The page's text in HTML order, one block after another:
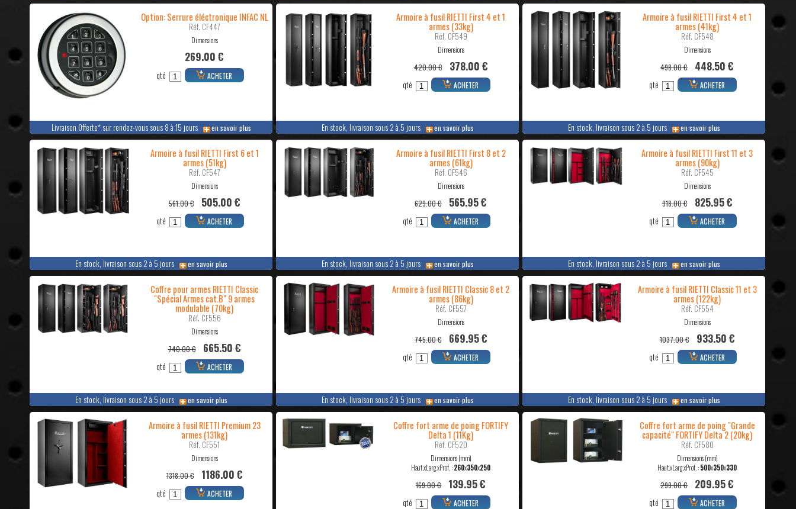
Livraison Offerte* sur rendez-vous sous 8 à 15 jours en savoir plus
Option: Serrure éléctronique INFAC NL
Réf. CF447
Dimensions
269.00 €
qté ACHETER
En stock, livraison sous 2 à 5 jours en savoir plus
Armoire à fusil RIETTI First 4 et 1
armes (33kg)
Réf. CF549
Dimensions
420.00 € 378.00 €
qté ACHETER
En stock, livraison sous 2 à 5 jours en savoir plus
Armoire à fusil RIETTI First 4 et 1
armes (41kg)
Réf. CF548
Dimensions
498.00 € 448.50 €
qté ACHETER
En stock, livraison sous 2 à 5 jours en savoir plus
Armoire à fusil RIETTI First 6 et 1
armes (51kg)
Réf. CF547
Dimensions
561.00 € 505.00 €
qté ACHETER
En stock, livraison sous 2 à 5 jours en savoir plus
Armoire à fusil RIETTI First 8 et 2
armes (61kg)
Réf. CF546
Dimensions
629.00 € 565.95 €
qté ACHETER
En stock, livraison sous 2 à 5 jours en savoir plus
Armoire à fusil RIETTI First 11 et 3
armes (90kg)
Réf. CF545
Dimensions
918.00 € 825.95 €
qté ACHETER
En stock, livraison sous 2 à 5 jours en savoir plus
Coffre pour armes RIETTI Classic
"Spécial Armes cat.B" 9 armes
modulable (70kg)
Réf. CF556
Dimensions
740.00 € 665.50 €
qté ACHETER
En stock, livraison sous 2 à 5 jours en savoir plus
Armoire à fusil RIETTI Classic 8 et 2
armes (86kg)
Réf. CF557
Dimensions
745.00 € 669.95 €
qté ACHETER
En stock, livraison sous 2 à 5 jours en savoir plus
Armoire à fusil RIETTI Classic 11 et 3
armes (122kg)
Réf. CF554
Dimensions
1037.00 € 933.50 €
qté ACHETER
Armoire à fusil RIETTI Premium 23
armes (131kg)
Réf. CF551
Dimensions
1318.00 € 1186.00 €
qté ACHETER
Coffre fort arme de poing FORTIFY
Delta 1 (11Kg)
Réf. CF520
Dimensions (mm)
Haut.xLarg.xProf. :260x350x250
169.00 € 139.95 €
qté ACHETER
Coffre fort arme de poing "Grande
capacité" FORTIFY Delta 2 (20kg)
Réf. CF580
Dimensions (mm)
Haut.xLarg.xProf. :500x350x330
299.00 € 209.95 €
qté ACHETER